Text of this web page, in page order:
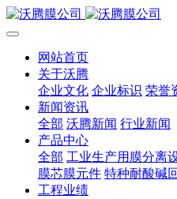
网站首页
关于沃腾
企业文化 企业标识 荣誉
新闻资讯
全部 沃腾新闻 行业新闻
产品中心
全部 工业生产用膜分离
膜芯膜元件 特种耐酸碱
工程业绩